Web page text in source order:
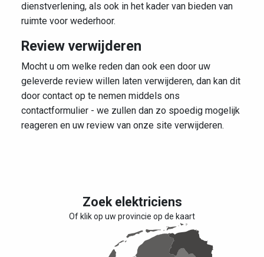
dienstverlening, als ook in het kader van bieden van
ruimte voor wederhoor.
Review verwijderen
Mocht u om welke reden dan ook een door uw
geleverde review willen laten verwijderen, dan kan dit
door contact op te nemen middels ons
contactformulier - we zullen dan zo spoedig mogelijk
reageren en uw review van onze site verwijderen.
Zoek elektriciens
Of klik op uw provincie op de kaart